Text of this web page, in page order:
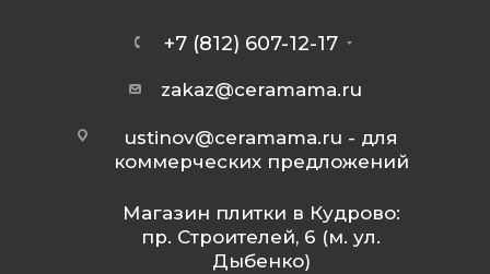
+7 (812) 607-12-17
zakaz@ceramama.ru
ustinov@ceramama.ru - для
коммерческих предложений
Магазин плитки в Кудрово:
пр. Строителей, 6 (м. ул.
Дыбенко)